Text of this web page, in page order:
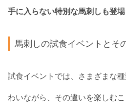
手に入らない特別な馬刺しも登場
馬刺しの試食イベントとそ
試食イベントでは、さまざまな
わいながら、その違いを楽しむ